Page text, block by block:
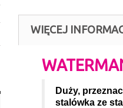
WIĘCEJ
W
Duży,
stalówka ze